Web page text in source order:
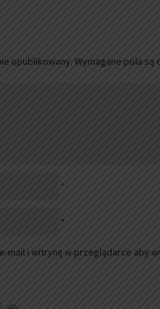
opublikowany. Wymagane pola są
*
*
mail i witrynę w przeglądarce aby